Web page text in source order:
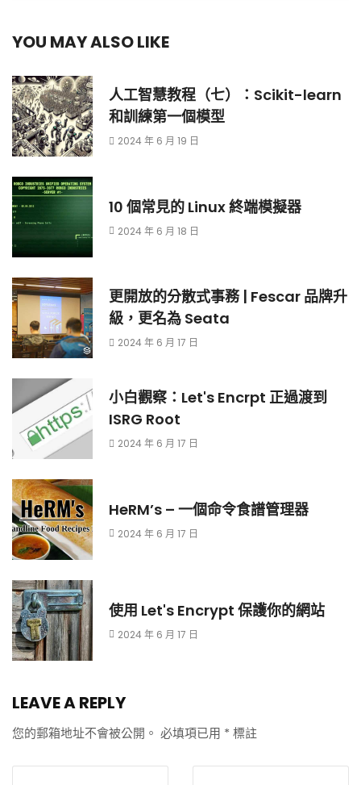
YOU MAY ALSO LIKE
人工智慧教程（七）：Scikit-learn
和訓練第一個模型
2024 年 6 月 19 日
10 個常見的 Linux 終端模擬器
2024 年 6 月 18 日
更開放的分散式事務 | Fescar 品牌升
級，更名為 Seata
2024 年 6 月 17 日
小白觀察：Let's Encrpt 正過渡到
ISRG Root
2024 年 6 月 17 日
HeRM’s – 一個命令食譜管理器
2024 年 6 月 17 日
使用 Let's Encrypt 保護你的網站
2024 年 6 月 17 日
LEAVE A REPLY
您的郵箱地址不會被公開。 必填項已用 * 標註